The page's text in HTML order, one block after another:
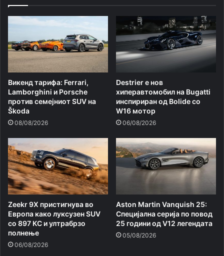
Викенд тарифа: Ferrari,
Lamborghini и Porsche
против семејниот SUV на
Škoda
08/08/2026
Destrier е нов
хиперавтомобил на Bugatti
инспириран од Bolide со
W16 мотор
06/08/2026
Zeekr 9X пристигнува во
Европа како луксузен SUV
со 897 КС и ултрабрзо
полнење
06/08/2026
Aston Martin Vanquish 25:
Специјална серија по повод
25 години од V12 легендата
05/08/2026